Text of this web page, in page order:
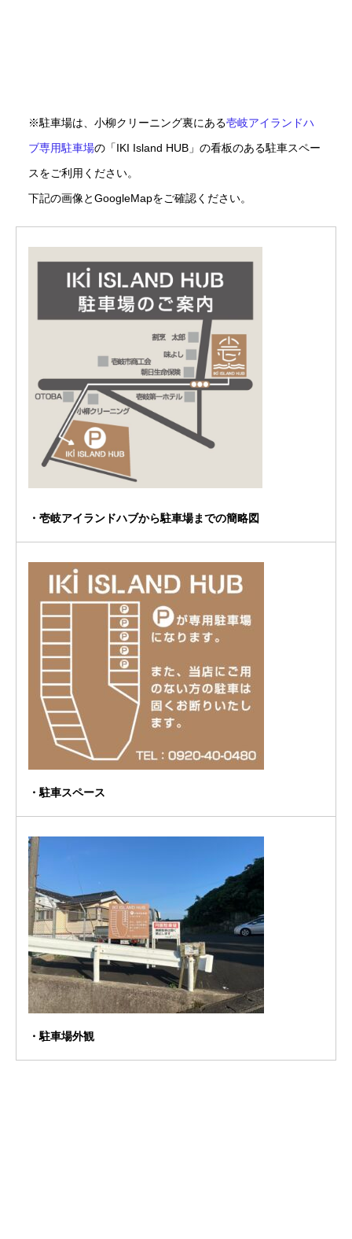
※駐車場は、小柳クリーニング裏にある壱岐アイランドハ
ブ専用駐車場の「IKI Island HUB」の看板のある駐車スペー
スをご利用ください。
下記の画像とGoogleMapをご確認ください。
・壱岐アイランドハブから駐車場までの簡略図
・駐車スペース
・駐車場外観